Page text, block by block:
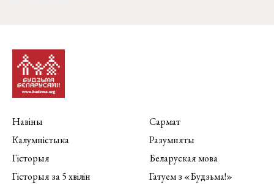
Навіны
Калумністыка
Гісторыя
Гісторыя за 5 хвілін
Сармат
Разумняты
Беларуская мова
Гатуем з «Будзьма!»